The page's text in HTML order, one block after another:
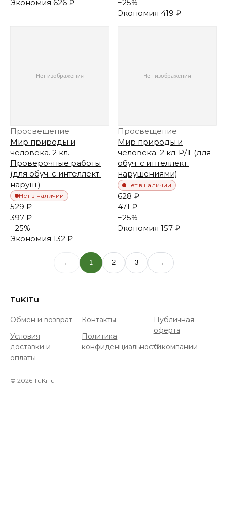
Экономия 626 ₽ −25%
Экономия 419 ₽
Просвещение
Мир природы и
человека. 2 кл.
Проверочные работы
(для обуч. с интеллект.
наруш.)
Нет в наличии
529 ₽
397 ₽
−25%
Экономия 132 ₽
Просвещение
Мир природы и
человека. 2 кл. Р/Т (для
обуч. с интеллект.
нарушениями)
Нет в наличии
628 ₽
471 ₽
−25%
Экономия 157 ₽
← 1 2 3 →
TuKiTu
Обмен и возврат
Условия
доставки и
оплаты
Контакты
Политика
конфиденциальности
Публичная
оферта
О компании
© 2026 TuKiTu